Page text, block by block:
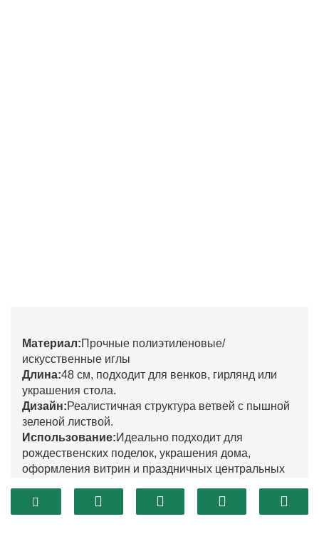
Материал:Прочные полиэтиленовые/
искусственные иглы
Длина:48 см, подходит для венков, гирлянд или
украшения стола.
Дизайн:Реалистичная структура ветвей с пышной
зеленой листвой.
Использование:Идеально подходит для
рождественских поделок, украшения дома,
оформления витрин и праздничных центральных
Функции:
Многоразовый, легкий, простой в сборке
и удобный для хранения.